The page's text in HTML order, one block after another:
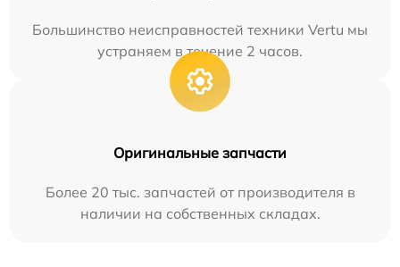
Большинство неисправностей техники Vertu мы
устраняем в течение 2 часов.
Оригинальные запчасти
Более 20 тыс. запчастей от производителя в
наличии на собственных складах.